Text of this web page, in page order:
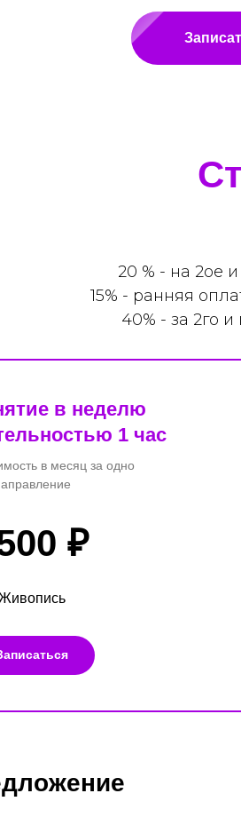
20 % - на 2ое
15% - ранняя
40% - за 2го
в неделю
1 час
в месяц за одно
₽